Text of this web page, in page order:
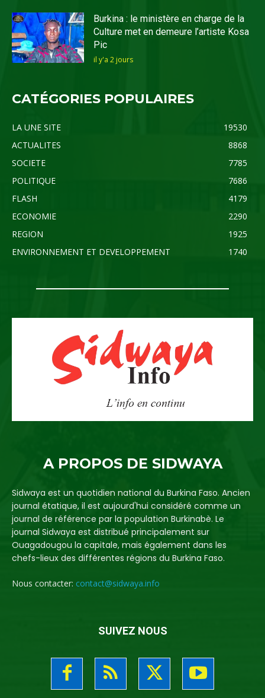
Burkina : le ministère en charge de la
Culture met en demeure l’artiste Kosa
Pic
il y'a 2 jours
CATÉGORIES POPULAIRES
LA UNE SITE
19530
ACTUALITES
8868
SOCIETE
7785
POLITIQUE
7686
FLASH
4179
ECONOMIE
2290
REGION
1925
ENVIRONNEMENT ET DEVELOPPEMENT
1740
A PROPOS DE SIDWAYA
Sidwaya est un quotidien national du Burkina Faso. Ancien
journal étatique, il est aujourd'hui considéré comme un
journal de référence par la population Burkinabè. Le
journal Sidwaya est distribué principalement sur
Ouagadougou la capitale, mais également dans les
chefs-lieux des différentes régions du Burkina Faso.
Nous contacter: contact@sidwaya.info
SUIVEZ NOUS